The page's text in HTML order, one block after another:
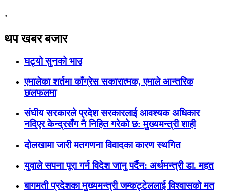
"
थप खबर बजार
घट्यो सुनको भाउ
एमालेका शर्तमा काँग्रेस सकारात्मक, एमाले आन्तरिक
छलफलमा
संघीय सरकारले प्रदेश सरकारलाई आवश्यक अधिकार
नदिएर केन्द्रसँग नै निहित गरेको छ: मुख्यमन्त्री शाही
दोलखामा जारी मतगणना विवादका कारण स्थगित
युवाले सपना पूरा गर्न विदेश जानु पर्दैन: अर्थमन्त्री डा. महत
बागमती प्रदेशका मुख्यमन्त्री जम्कट्टेललाई विश्वासको मत